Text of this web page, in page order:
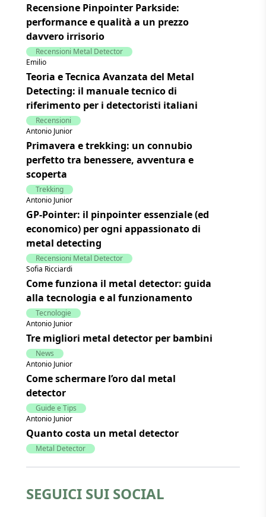
Recensione Pinpointer Parkside:
performance e qualità a un prezzo
davvero irrisorio
Recensioni Metal Detector
Emilio
Teoria e Tecnica Avanzata del Metal
Detecting: il manuale tecnico di
riferimento per i detectoristi italiani
Recensioni
Antonio Junior
Primavera e trekking: un connubio
perfetto tra benessere, avventura e
scoperta
Trekking
Antonio Junior
GP-Pointer: il pinpointer essenziale (ed
economico) per ogni appassionato di
metal detecting
Recensioni Metal Detector
Sofia Ricciardi
Come funziona il metal detector: guida
alla tecnologia e al funzionamento
Tecnologie
Antonio Junior
Tre migliori metal detector per bambini
News
Antonio Junior
Come schermare l’oro dal metal
detector
Guide e Tips
Antonio Junior
Quanto costa un metal detector
Metal Detector
SEGUICI SUI SOCIAL